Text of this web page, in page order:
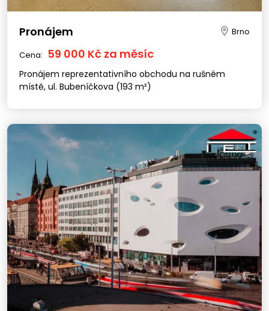
Pronájem Brno
Cena: 59 000 Kč za měsíc
Pronájem reprezentativního obchodu na rušném
místě, ul. Bubeníčkova (193 m²)